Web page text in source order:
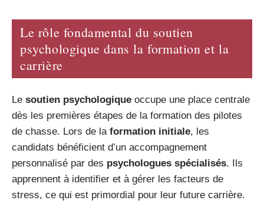
Le rôle fondamental du soutien
psychologique dans la formation et la
carrière
Le soutien psychologique occupe une place centrale
dès les premières étapes de la formation des pilotes
de chasse. Lors de la formation initiale, les
candidats bénéficient d’un accompagnement
personnalisé par des psychologues spécialisés. Ils
apprennent à identifier et à gérer les facteurs de
stress, ce qui est primordial pour leur future carrière.